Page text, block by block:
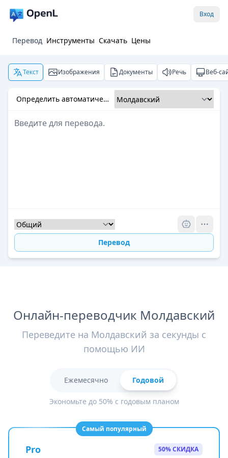
Вход
Перевод Инструменты Скачать Цены
Текст Изображения Документы Речь Веб-
Определить автоматически
Перевод
Онлайн-переводчик Молдавский
Переведите на Молдавский за секунды с
помощью ИИ
Ежемесячно Годовой
Экономьте до 50% с годовым планом
Самый популярный
Pro 50% СКИДКА